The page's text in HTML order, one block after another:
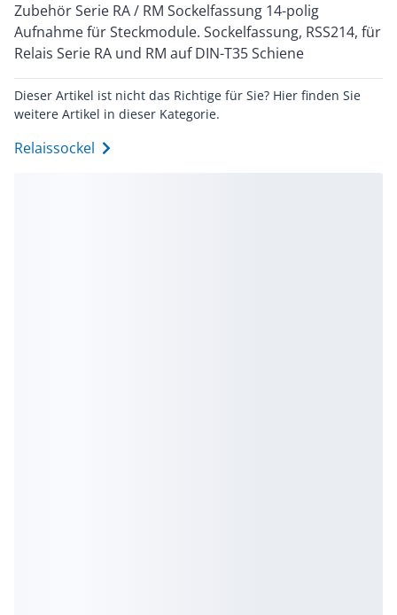
Zubehör Serie RA / RM Sockelfassung 14-polig
Aufnahme für Steckmodule. Sockelfassung, RSS214, für
Relais Serie RA und RM auf DIN-T35 Schiene
Dieser Artikel ist nicht das Richtige für Sie? Hier finden Sie
weitere Artikel in dieser Kategorie.
Relaissockel